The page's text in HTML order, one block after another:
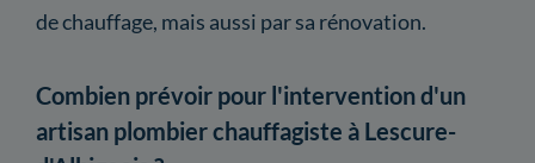
de chauffage, mais aussi par sa rénovation.
Combien prévoir pour l'intervention d'un
artisan plombier chauffagiste à Lescure-